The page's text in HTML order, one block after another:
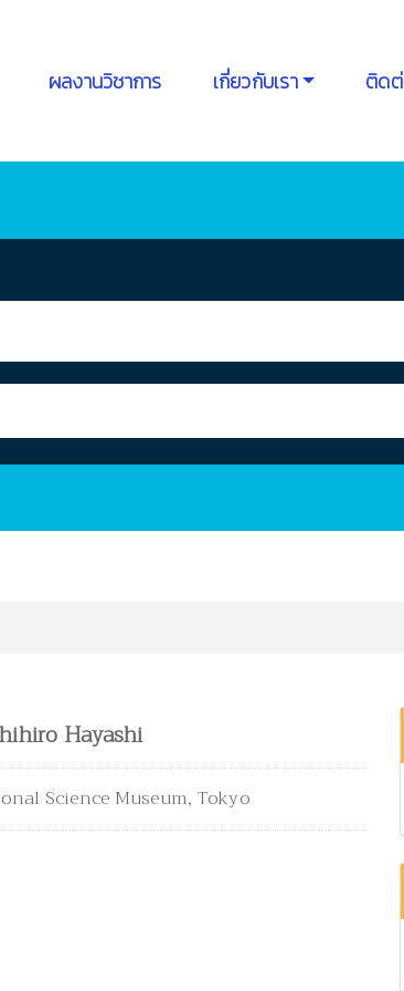
ผลงานวิชาการ เกี่ยวกับเรา ติดต่
Hayashi
Science Museum, Tokyo